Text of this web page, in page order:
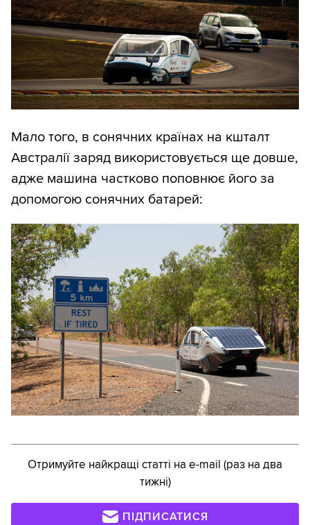
Мало того, в сонячних країнах на кшталт
Австралії заряд використовується ще довше,
адже машина частково поповнює його за
допомогою сонячних батарей:
Отримуйте найкращі статті на e-mail (раз на два
тижні)
ПІДПИСАТИСЯ